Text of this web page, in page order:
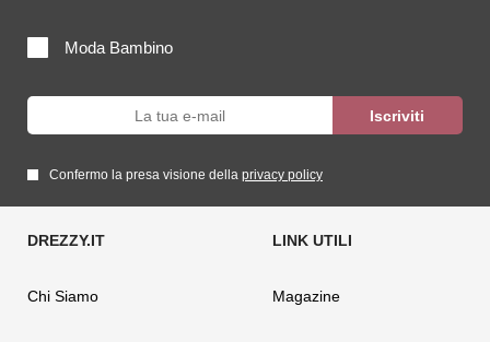
Moda Bambino
Confermo la presa visione della privacy policy
Chi Siamo Magazine